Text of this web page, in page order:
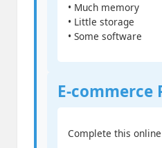
• Much memory
• Little storage
• Some software
E-commerce
Complete this